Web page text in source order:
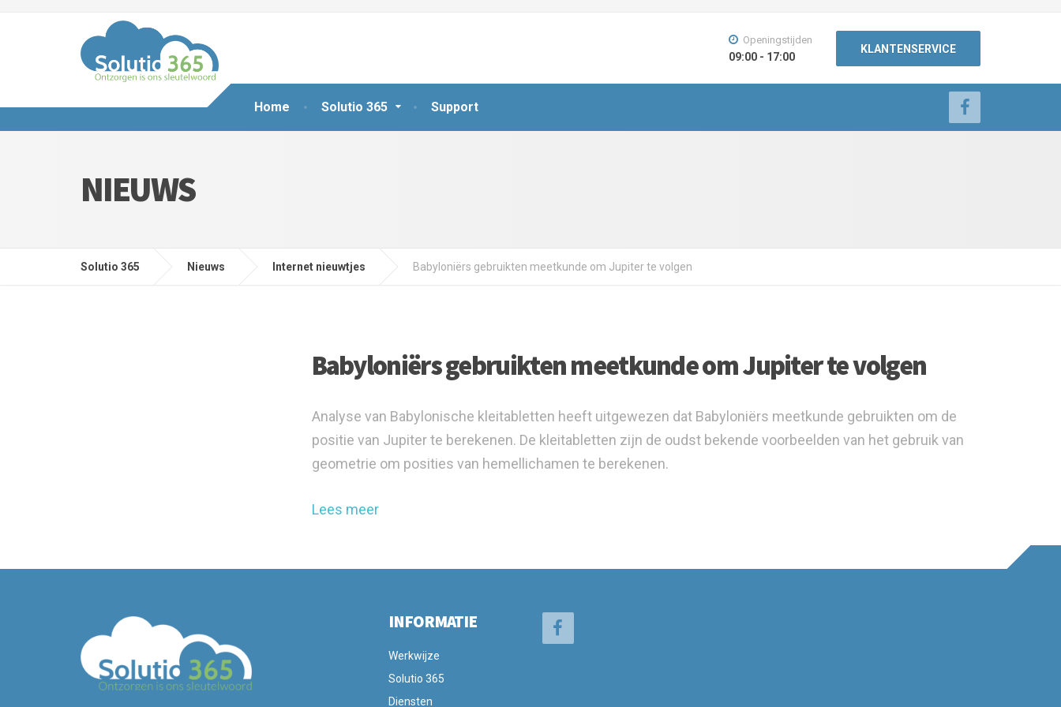
Home Solutio 365 Support
Openingstijden
09:00 - 17:00
KLANTENSERVICE
NIEUWS
Solutio 365 Nieuws Internet nieuwtjes Babyloniërs gebruikten meetkunde om Jupiter te volgen
Babyloniërs gebruikten meetkunde om Jupiter te volgen
Analyse van Babylonische kleitabletten heeft uitgewezen dat Babyloniërs meetkunde gebruikten om de
positie van Jupiter te berekenen. De kleitabletten zijn de oudst bekende voorbeelden van het gebruik van
geometrie om posities van hemellichamen te berekenen.
Lees meer
INFORMATIE
Werkwijze
Solutio 365
Diensten